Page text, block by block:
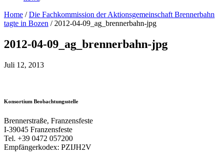
Home /Die Fachkommission der Aktionsgemeinschaft Brennerbahn
tagte in Bozen / 2012-04-09_ag_brennerbahn-jpg
2012-04-09_ag_brennerbahn-jpg
Juli 12, 2013
Konsortium Beobachtungsstelle
Brennerstraße, Franzensfeste
I-39045 Franzensfeste
Tel. +39 0472 057200
Empfängerkodex: PZIJH2V